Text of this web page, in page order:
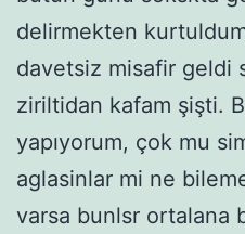
delirmekten
davetsiz misafir geldi
ziriltidan kafam şişti.
yapıyorum, çok mu
aglasinlar mi ne
varsa bunlsr ortalana